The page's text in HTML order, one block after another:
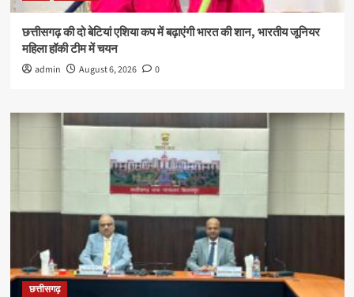
छत्तीसगढ़ की दो बेटियां एशिया कप में बढ़ाएंगी भारत की शान, भारतीय जूनियर
महिला हॉकी टीम में चयन
admin August 6, 2026 0
छत्तीसगढ़